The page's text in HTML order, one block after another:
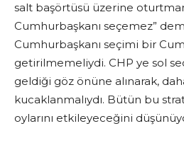
salt başörtüsü üzerine
Cumhurbaşkanı seçemez”
Cumhurbaşkanı seçimi bir
getirilmemeliydi. CHP ye sol
geldiği göz önüne alınarak,
kucaklanmalıydı. Bütün bu
oylarını etkileyeceğini